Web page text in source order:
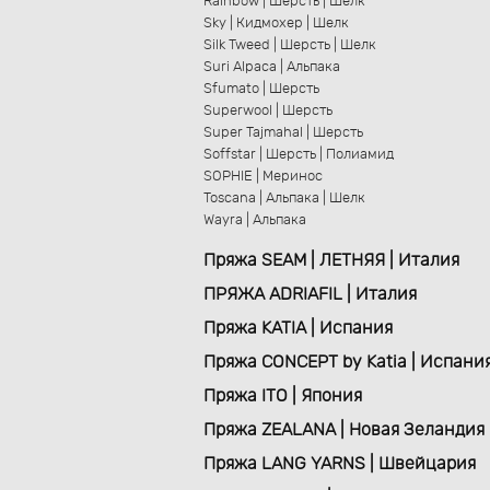
Sky | Кидмохер | Шелк
Silk Tweed | Шерсть | Шелк
Suri Alpaca | Альпака
Sfumato | Шерсть
Superwool | Шерсть
Super Tajmahal | Шерсть
Soffstar | Шерсть | Полиамид
SOPHIE | Меринос
Toscana | Альпака | Шелк
Wayra | Альпака
Пряжа SEAM | ЛЕТНЯЯ | Италия
ПРЯЖА ADRIAFIL | Италия
Пряжа KATIA | Испания
Пряжа CONCEPT by Katia |
Пряжа ITO | Япония
Пряжа ZEALANA | Новая Зеландия
Пряжа LANG YARNS | Швейцария